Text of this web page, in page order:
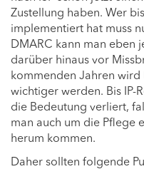
Zustellung haben. Wer
implementiert hat muss
DMARC kann man eben
darüber hinaus vor
kommenden Jahren
wichtiger werden. Bis IP-
die Bedeutung verliert,
man auch um die Pflege
herum kommen.
Daher sollten folgende